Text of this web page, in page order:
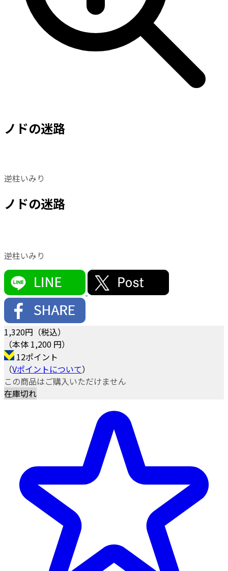
ノドの迷路
逆柱いみり
ノドの迷路
逆柱いみり
1,320円（税込）
（本体 1,200 円）
12ポイント
（Vポイントについて）
この商品はご購入いただけません
在庫切れ